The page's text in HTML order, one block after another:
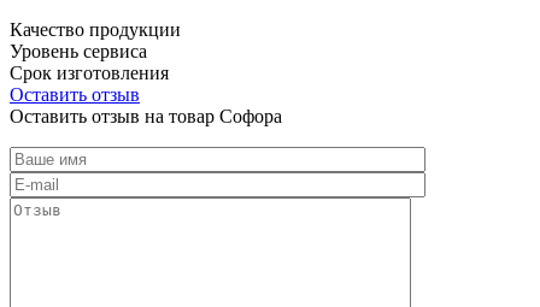
Качество продукции
Уровень сервиса
Срок изготовления
Оставить отзыв
Оставить отзыв на товар Софора